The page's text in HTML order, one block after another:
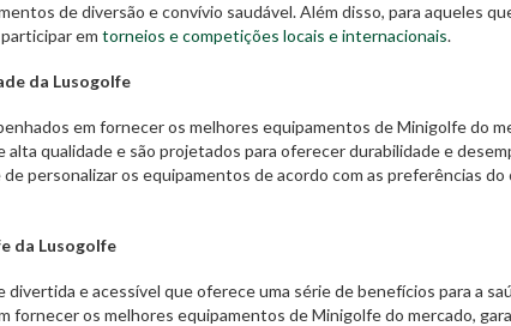
de diversão e convívio saudável. Além disso, para aqueles
em torneios e competições locais e internacionais.
da Lusogolfe
em fornecer os melhores equipamentos de Minigolfe do
alta qualidade e são projetados para oferecer durabilidade e
personalizar os equipamentos de acordo com as preferências
da Lusogolfe
e acessível que oferece uma série de benefícios para a
fornecer os melhores equipamentos de Minigolfe do mercado,